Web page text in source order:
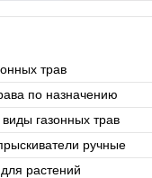
трав
по назначению
газонных трав
ручные
растений